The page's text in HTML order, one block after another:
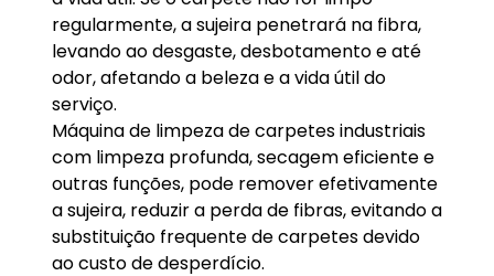
regularmente, a sujeira penetrará na fibra,
levando ao desgaste, desbotamento e até
odor, afetando a beleza e a vida útil do
serviço.
Máquina de limpeza de carpetes industriais
com limpeza profunda, secagem eficiente e
outras funções, pode remover efetivamente
a sujeira, reduzir a perda de fibras, evitando a
substituição frequente de carpetes devido
ao custo de desperdício.